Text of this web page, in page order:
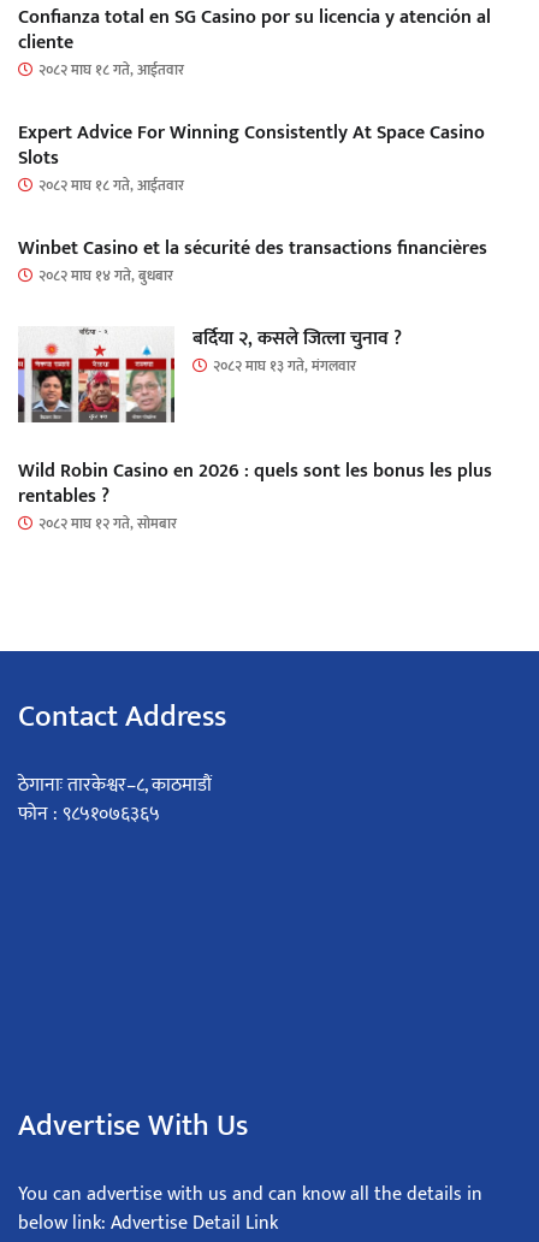
Confianza total en SG Casino por su licencia y atención al
cliente
२०८२ माघ १८ गते, आईतवार
Expert Advice For Winning Consistently At Space Casino
Slots
२०८२ माघ १८ गते, आईतवार
Winbet Casino et la sécurité des transactions financières
२०८२ माघ १४ गते, बुधबार
बर्दिया २, कसले जित्ला चुनाव ?
२०८२ माघ १३ गते, मंगलवार
Wild Robin Casino en 2026 : quels sont les bonus les plus
rentables ?
२०८२ माघ १२ गते, सोमबार
Contact Address
ठेगानाः तारकेश्वर–८, काठमाडौं
फोन : ९८५१०७६३६५
Advertise With Us
You can advertise with us and can know all the details in
below link: Advertise Detail Link